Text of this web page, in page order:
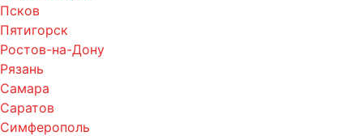
Псков
Пятигорск
Ростов-на-Дону
Рязань
Самара
Саратов
Симферополь